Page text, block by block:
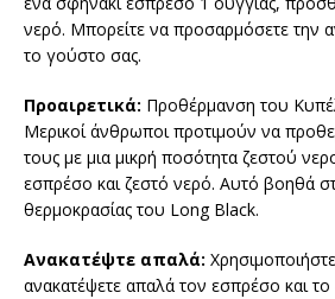
νερό. Μπορείτε να προσαρμόσετε την
το γούστο σας.
Προαιρετικά: Προθέρμανση του
Μερικοί άνθρωποι προτιμούν να
τους με μια μικρή ποσότητα ζεστού
εσπρέσο και ζεστό νερό. Αυτό βοηθά
θερμοκρασίας του Long Black.
Ανακατέψτε απαλά:
ανακατέψετε απαλά τον εσπρέσο και